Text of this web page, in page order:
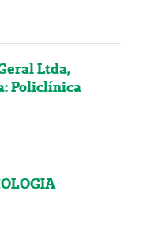
Ltda,
Policlínica